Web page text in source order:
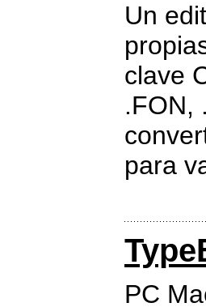
Un
clave
.FON,
para
PC